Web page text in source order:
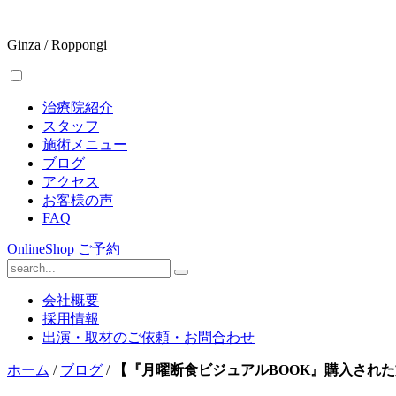
Ginza / Roppongi
治療院紹介
スタッフ
施術メニュー
ブログ
アクセス
お客様の声
FAQ
OnlineShop ご予約
会社概要
採用情報
出演・取材のご依頼・お問合わせ
ホーム / ブログ / 【『月曜断食ビジュアルBOOK』購入され